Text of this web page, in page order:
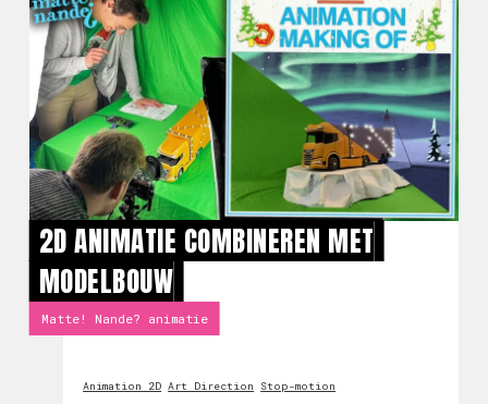
2D ANIMATIE COMBINEREN MET
MODELBOUW
Matte! Nande? animatie
Animation 2D Art Direction Stop-motion